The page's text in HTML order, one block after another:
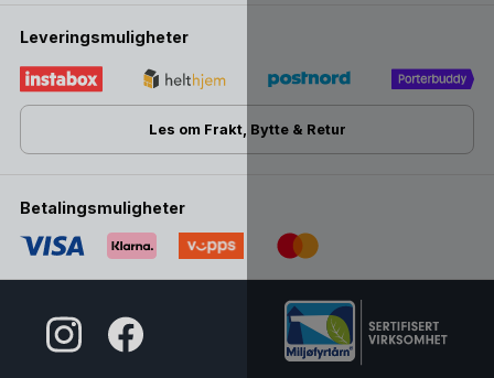
Leveringsmuligheter
Les om Frakt, Bytte & Retur
Betalingsmuligheter